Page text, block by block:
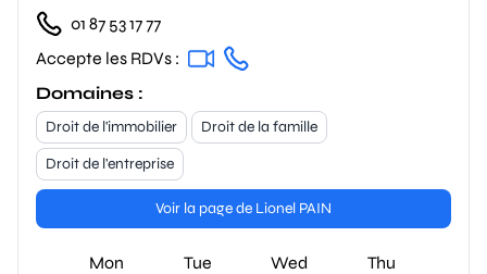
01 87 53 17 77
Accepte les RDVs :
Domaines :
Droit de l'immobilier
Droit de la famille
Droit de l'entreprise
Voir la page de Lionel PAIN
Mon
Tue
Wed
Thu